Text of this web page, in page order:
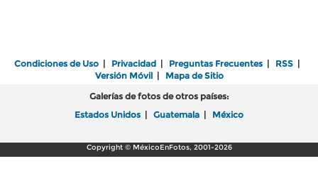
Condiciones de Uso | Privacidad | Preguntas Frecuentes | RSS |
Versión Móvil| Mapa de Sitio
Galerías de fotos de otros países:
Estados Unidos | Guatemala | México
Copyright © MéxicoEnFotos, 2001-2026